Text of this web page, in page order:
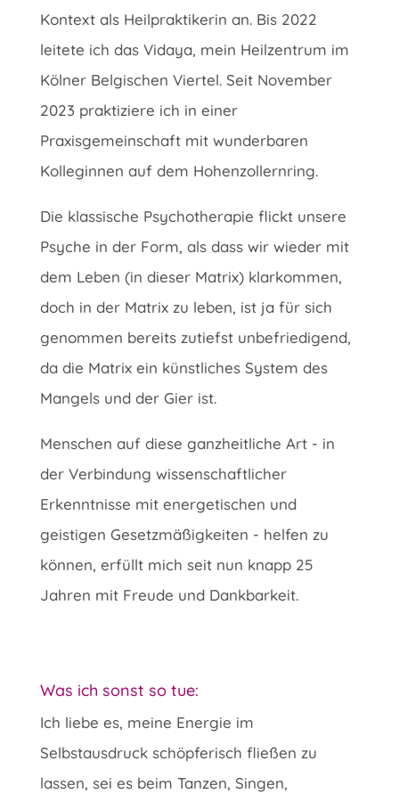
Kontext als Heilpraktikerin an. Bis 2022
leitete ich das Vidaya, mein Heilzentrum im
Kölner Belgischen Viertel. Seit November
2023 praktiziere ich in einer
Praxisgemeinschaft mit wunderbaren
Kolleginnen auf dem Hohenzollernring.
Die klassische Psychotherapie flickt unsere
Psyche in der Form, als dass wir wieder mit
dem Leben (in dieser Matrix) klarkommen,
doch in der Matrix zu leben, ist ja für sich
genommen bereits zutiefst unbefriedigend,
da die Matrix ein künstliches System des
Mangels und der Gier ist.
Menschen auf diese ganzheitliche Art - in
der Verbindung wissenschaftlicher
Erkenntnisse mit energetischen und
geistigen Gesetzmäßigkeiten - helfen zu
können, erfüllt mich seit nun knapp 25
Jahren mit Freude und Dankbarkeit.
Was ich sonst so tue:
Ich liebe es, meine Energie im
Selbstausdruck schöpferisch fließen zu
lassen, sei es beim Tanzen, Singen,